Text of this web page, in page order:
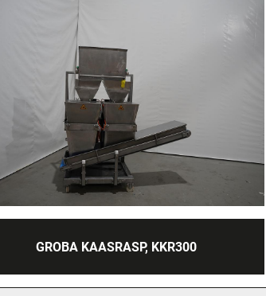
2005 GROBA MENGTROMMEL, TYPE PM-800